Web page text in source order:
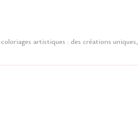
artistiques : des créations uniques,